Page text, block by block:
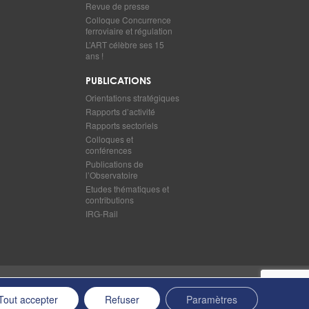
Revue de presse
Colloque Concurrence
ferroviaire et régulation
L’ART célèbre ses 15
ans !
PUBLICATIONS
Orientations stratégiques
Rapports d’activité
Rapports sectoriels
Colloques et
conférences
Publications de
l’Observatoire
Etudes thématiques et
contributions
IRG-Rail
accepter Refuser Paramètres